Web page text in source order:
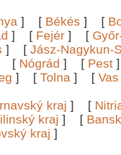
] [ Békés ] [
] [ Fejér ] [
] [ Jász-Nagykun-
[ Nógrád ] [ Pest
] [ Tolna ] [ Vas
kraj ] [
kraj ] [
kraj ]